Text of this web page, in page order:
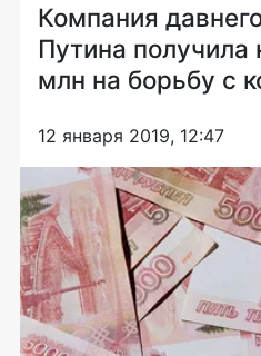
Компания
Путина получила
млн на борьбу с
12 января 2019, 12:47